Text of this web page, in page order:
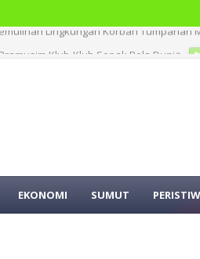
Klub-Klub Sepak Bola Dunia
EKONOMI SUMUT